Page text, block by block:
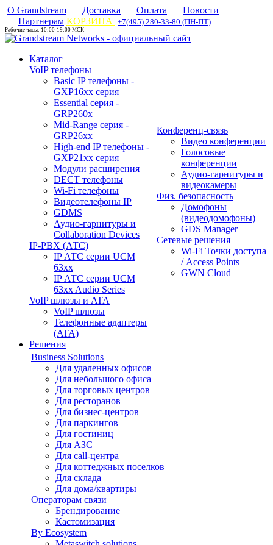
О Grandstream Доставка Оплата
Новости
Партнерам КОРЗИНА +7(495) 280-33-80 (ПН-ПТ)
Рабочие часы: 10:00-19:00 МСК
Каталог
VoIP телефоны
Basic IP телефоны -
GXP16хх серия
Essential серия -
GRP260x
Mid-Range серия -
GRP26xx
High-end IP телефоны -
GXP21хх серия
Модули расширения
DECT телефоны
Wi-Fi телефоны
Видеотелефоны IP
GDMS
Аудио-гарнитуры и
Collaboration Devices
IP-PBX (АТС)
IP АТС серии UCM
63xx
IP АТС серии UCM
63xx Audio Series
VoIP шлюзы и ATA
VoIP шлюзы
Телефонные адаптеры
(ATA)
Конференц-связь
Видео конференции
Голосовые
конференции
Аудио-гарнитуры и
видеокамеры
Физ. безопасность
Домофоны
(видеодомофоны)
GDS Manager
Сетевые решения
Wi-Fi Точки доступа
/ Access Points
GWN Cloud
Решения
Business Solutions
Для удаленных офисов
Для небольшого офиса
Для торговых центров
Для ресторанов
Для бизнес-центров
Для паркингов
Для гостиниц
Для АЗС
Для call-центра
Для коттеджных поселков
Для склада
Для дома/квартиры
Операторам связи
Брендирование
Кастомизация
By Ecosystem